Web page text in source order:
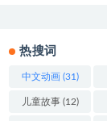
热搜词
中文动画(31)
儿童故事(12)